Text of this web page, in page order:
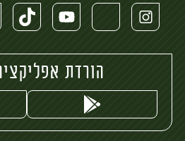
הורדת